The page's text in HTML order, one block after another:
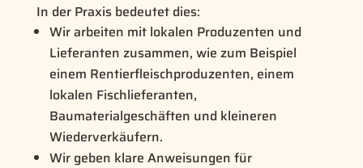
In der Praxis bedeutet dies:
Wir arbeiten mit lokalen Produzenten und
Lieferanten zusammen, wie zum Beispiel
einem Rentierfleischproduzenten, einem
lokalen Fischlieferanten,
Baumaterialgeschäften und kleineren
Wiederverkäufern.
Wir geben klare Anweisungen für